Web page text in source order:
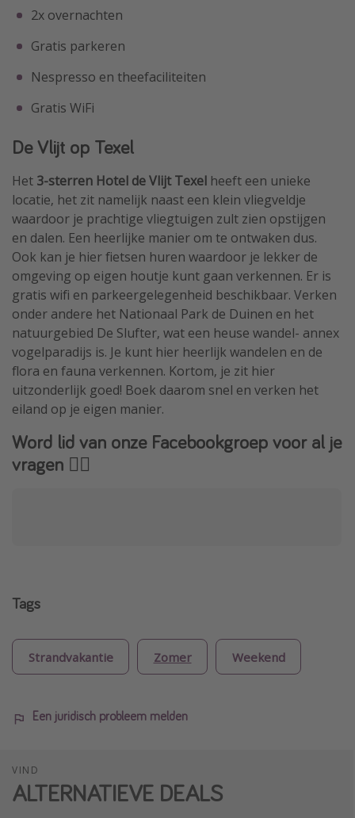
2x overnachten
Gratis parkeren
Nespresso en theefaciliteiten
Gratis WiFi
De Vlijt op Texel
Het 3-sterren Hotel de Vlijt Texel heeft een unieke
locatie, het zit namelijk naast een klein vliegveldje
waardoor je prachtige vliegtuigen zult zien opstijgen
en dalen. Een heerlijke manier om te ontwaken dus.
Ook kan je hier fietsen huren waardoor je lekker de
omgeving op eigen houtje kunt gaan verkennen. Er is
gratis wifi en parkeergelegenheid beschikbaar. Verken
onder andere het Nationaal Park de Duinen en het
natuurgebied De Slufter, wat een heuse wandel- annex
vogelparadijs is. Je kunt hier heerlijk wandelen en de
flora en fauna verkennen. Kortom, je zit hier
uitzonderlijk goed! Boek daarom snel en verken het
eiland op je eigen manier.
Word lid van onze Facebookgroep voor al je
vragen 👇🏻
Tags
Strandvakantie Zomer Weekend
Een juridisch probleem melden
VIND
ALTERNATIEVE DEALS